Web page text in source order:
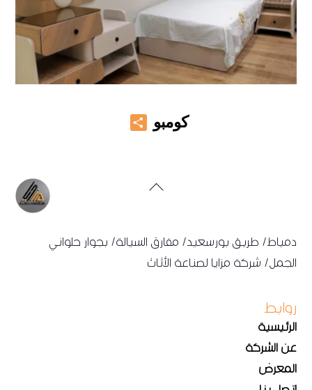
كومبو
Back
دمياط/ طريق بورسعيد/ مفارق السيالة/ بجوار حلواني
الجمل/ شركة مزايا لصناعة الأثاث
روابط
الرئيسية
عن الشركة
المعرض